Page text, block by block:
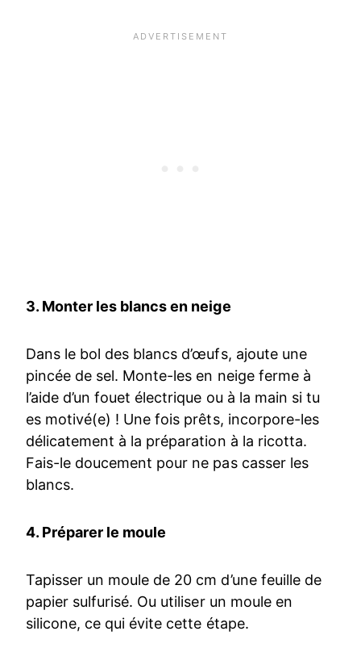
3. Monter les blancs en neige
Dans le bol des blancs d’œufs, ajoute une
pincée de sel. Monte-les en neige ferme à
l’aide d’un fouet électrique ou à la main si tu
es motivé(e) ! Une fois prêts, incorpore-les
délicatement à la préparation à la ricotta.
Fais-le doucement pour ne pas casser les
blancs.
4. Préparer le moule
Tapisser un moule de 20 cm d’une feuille de
papier sulfurisé. Ou utiliser un moule en
silicone, ce qui évite cette étape.